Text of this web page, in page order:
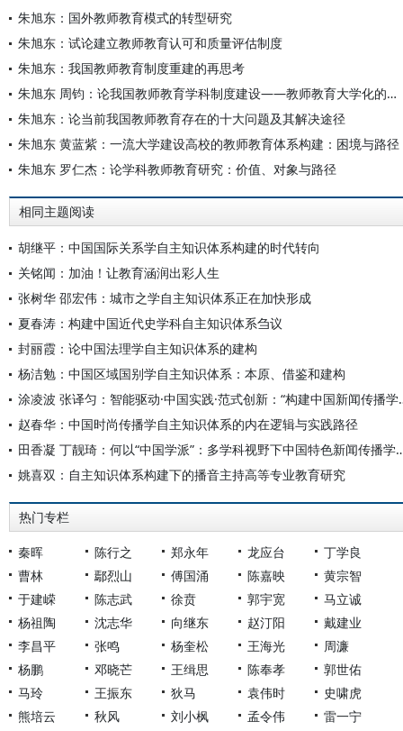
朱旭东：国外教师教育模式的转型研究
朱旭东：试论建立教师教育认可和质量评估制度
朱旭东：我国教师教育制度重建的再思考
朱旭东 周钧：论我国教师教育学科制度建设——教师教育大学化的必然选择
朱旭东：论当前我国教师教育存在的十大问题及其解决途径
朱旭东 黄蓝紫：一流大学建设高校的教师教育体系构建：困境与路径
朱旭东 罗仁杰：论学科教师教育研究：价值、对象与路径
相同主题阅读
胡继平：中国国际关系学自主知识体系构建的时代转向
关铭闻：加油！让教育涵润出彩人生
张树华 邵宏伟：城市之学自主知识体系正在加快形成
夏春涛：构建中国近代史学科自主知识体系刍议
封丽霞：论中国法理学自主知识体系的建构
杨洁勉：中国区域国别学自主知识体系：本原、借鉴和建构
涂凌波 张译匀：智能驱
赵春华：中国时尚传播学自主知识体系的内在逻辑与实践路径
田香凝 丁靓琦：何以“中国学派”
姚喜双：自主知识体系构建下的播音主持高等专业教育研究
热门专栏
秦晖 陈行之 郑永年 龙应台
丁学良
曹林
鄢烈山 傅国涌 陈嘉映
黄宗智
于建嵘
陈志武 徐贲 郭宇宽
马立诚
杨祖陶
沈志华 向继东 赵汀阳
戴建业
李昌平
张鸣 杨奎松 王海光
周濂
杨鹏
邓晓芒 王缉思 陈奉孝
郭世佑
马玲
王振东 狄马 袁伟时
史啸虎
熊培云
秋风 刘小枫 孟令伟 雷一宁